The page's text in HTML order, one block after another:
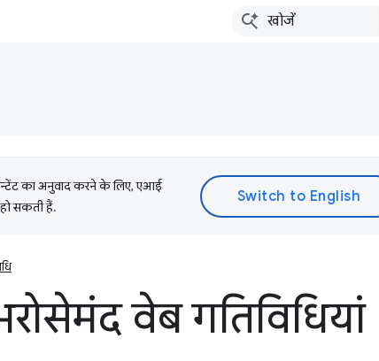
का अनुवाद करने के लिए, एआई
सकती हैं.
वेब गतिविधियां